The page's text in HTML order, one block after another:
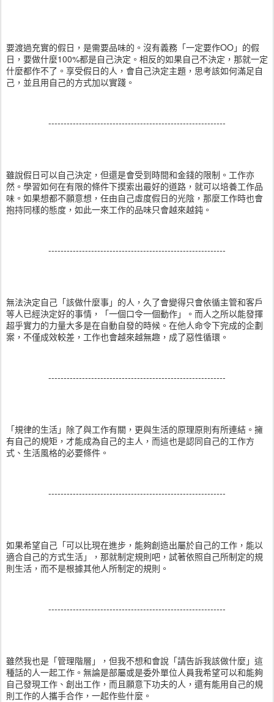
要渡過充實的假日，是需要品味的。沒有義務「一定要作OO」的假
日，要做什麼100%都是自己決定。相反的如果自己不決定，那就一定
什麼都作不了。享受假日的人，會自己決定主題，思考該如何滿足自
己，並且用自己的方式加以實踐。
----------------------------------------------------------
雖說假日可以自己決定，但還是會受到時間和金錢的限制。工作亦
然。學習如何在有限的條件下摸索出最好的道路，就可以培養工作品
味。如果想都不願意想，任由自己虛度假日的光陰，那麼工作時也會
抱持同樣的態度，如此一來工作的品味只會越來越鈍。
----------------------------------------------------------
無法決定自己「該做什麼事」的人，久了會變得只會依循主管和客戶
等人已經決定好的事情，「一個口令一個動作」。而人之所以能發揮
超乎實力的力量大多是在自動自發的時候。在他人命令下完成的企劃
案，不僅成效較差，工作也會越來越無趣，成了惡性循環。
----------------------------------------------------------
「規律的生活」除了與工作有關，更與生活的原理原則有所連結。擁
有自己的規矩，才能成為自己的主人，而這也是認同自己的工作方
式、生活風格的必要條件。
----------------------------------------------------------
如果希望自己「可以比現在進步，能夠創造出屬於自己的工作，能以
適合自己的方式生活」，那就制定規則吧，試著依照自己所制定的規
則生活，而不是根據其他人所制定的規則。
----------------------------------------------------------
雖然我也是「管理階層」，但我不想和會說「請告訴我該做什麼」這
種話的人一起工作。無論是部屬或是委外單位人員我希望可以和能夠
自己發現工作、創出工作，而且願意下功夫的人，還有能用自己的規
則工作的人攜手合作，一起作些什麼。